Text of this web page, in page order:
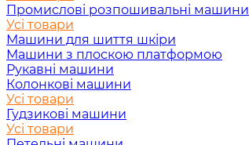
Промислові розпошивальні машини
Усі товари
Машини для шиття шкіри
Машини з плоскою платформою
Рукавні машини
Колонкові машини
Усі товари
Гудзикові машини
Усі товари